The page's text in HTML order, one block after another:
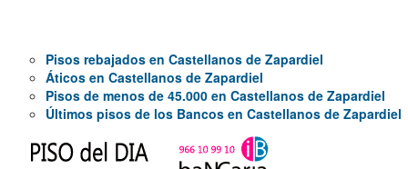
Pisos rebajados en Castellanos de Zapardiel
Áticos en Castellanos de Zapardiel
Pisos de menos de 45.000 en Castellanos de Zapardiel
Últimos pisos de los Bancos en Castellanos de Zapardiel